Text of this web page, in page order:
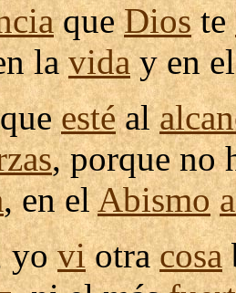
queDioste
laviday en
estéal
, porque no
, en elAbismo
yoviotracosa